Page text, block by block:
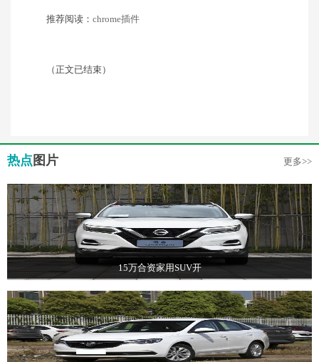
推荐阅读： chrome插件
（正文已结束）
热点 图片 更多>>
15万合资家用SUV开